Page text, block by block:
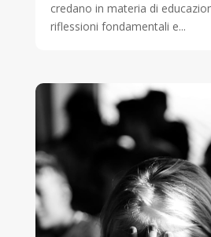
credano in materia di
riflessioni fondamentali e...